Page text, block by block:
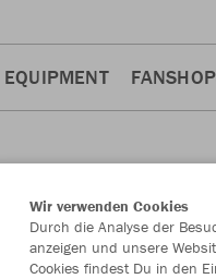
EQUIPMENT
Wir verwenden Cookies
Durch die Analyse der
anzeigen und unsere
Cookies findest Du in den